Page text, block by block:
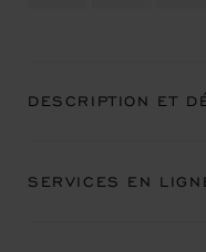
DESCRIPTION ET
SERVICES EN